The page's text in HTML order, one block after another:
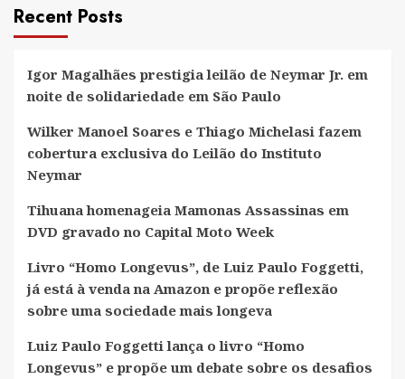
Recent Posts
Igor Magalhães prestigia leilão de Neymar Jr. em
noite de solidariedade em São Paulo
Wilker Manoel Soares e Thiago Michelasi fazem
cobertura exclusiva do Leilão do Instituto
Neymar
Tihuana homenageia Mamonas Assassinas em
DVD gravado no Capital Moto Week
Livro “Homo Longevus”, de Luiz Paulo Foggetti,
já está à venda na Amazon e propõe reflexão
sobre uma sociedade mais longeva
Luiz Paulo Foggetti lança o livro “Homo
Longevus” e propõe um debate sobre os desafios